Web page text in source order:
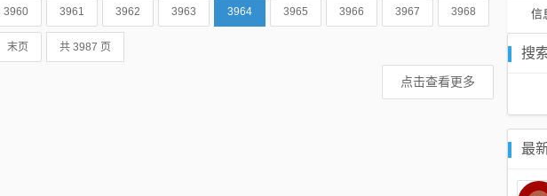
3960 3961 3962 3963 3964 3965 3966 3967 3968
末页 共 3987 页
点击查看更多
信
搜
最